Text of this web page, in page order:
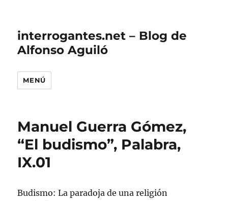
interrogantes.net – Blog de
Alfonso Aguiló
MENÚ
Manuel Guerra Gómez,
“El budismo”, Palabra,
IX.01
Budismo: La paradoja de una religión